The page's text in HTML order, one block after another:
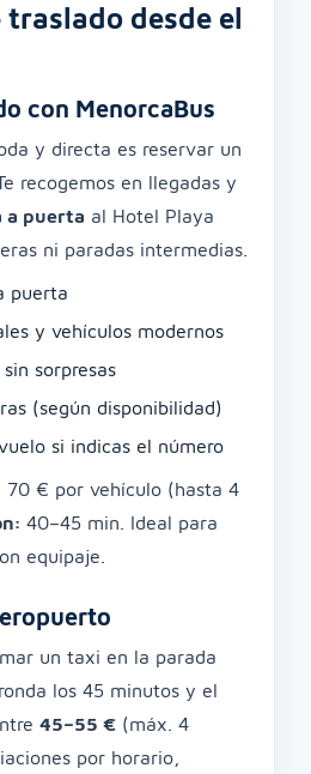
traslado desde el
con MenorcaBus
y directa es reservar un
Te recogemos en llegadas y
a puerta al Hotel Playa
ni paradas intermedias.
puerta
y vehículos modernos
sorpresas
(según disponibilidad)
si indicas el número
70 € por vehículo (hasta 4
40–45 min. Ideal para
equipaje.
un taxi en la parada
los 45 minutos y el
45–55 € (máx. 4
por horario,